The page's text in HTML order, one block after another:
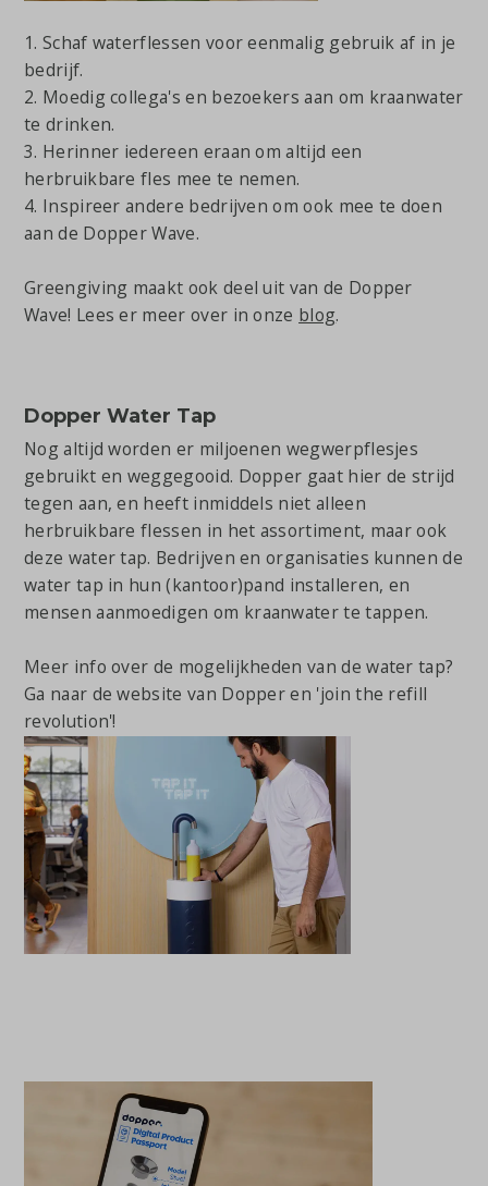
1. Schaf waterflessen voor eenmalig gebruik af in je
bedrijf.
2. Moedig collega's en bezoekers aan om kraanwater
te drinken.
3. Herinner iedereen eraan om altijd een
herbruikbare fles mee te nemen.
4. Inspireer andere bedrijven om ook mee te doen
aan de Dopper Wave.
Greengiving maakt ook deel uit van de Dopper
Wave! Lees er meer over in onze blog.
Dopper Water Tap
Nog altijd worden er miljoenen wegwerpflesjes
gebruikt en weggegooid. Dopper gaat hier de strijd
tegen aan, en heeft inmiddels niet alleen
herbruikbare flessen in het assortiment, maar ook
deze water tap. Bedrijven en organisaties kunnen de
water tap in hun (kantoor)pand installeren, en
mensen aanmoedigen om kraanwater te tappen.
Meer info over de mogelijkheden van de water tap?
Ga naar de website van Dopper en 'join the refill
revolution'!